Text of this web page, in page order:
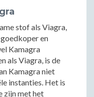
stof als Viagra,
en
Kamagra
als Viagra, is de
Kamagra niet
instanties. Het is
zijn met het